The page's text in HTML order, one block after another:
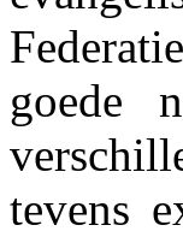
goede
tevens